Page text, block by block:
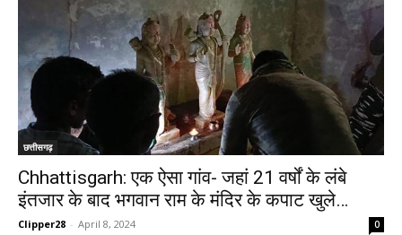
छत्तीसगढ़
Chhattisgarh: एक ऐसा गांव- जहां 21 वर्षों के लंबे
इंतजार के बाद भगवान राम के मंदिर के कपाट खुले…
Clipper28 - April 8, 2024 0